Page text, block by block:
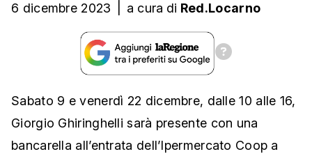
6 dicembre 2023 a cura di Red.Locarno
Sabato 9 e venerdì 22 dicembre, dalle 10 alle 16,
Giorgio Ghiringhelli sarà presente con una
bancarella all’entrata dell’Ipermercato Coop a